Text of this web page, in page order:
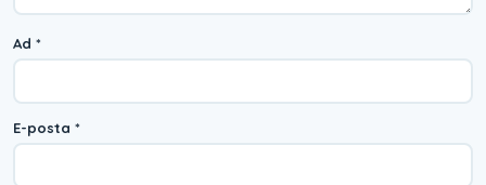
Ad *
E-posta *